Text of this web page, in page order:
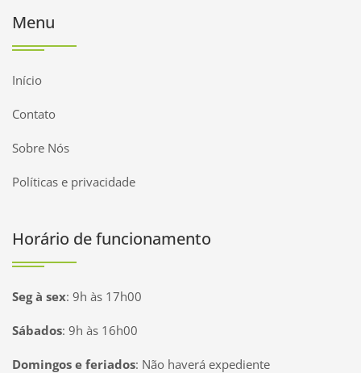
Menu
Início
Contato
Sobre Nós
Políticas e privacidade
Horário de funcionamento
Seg à sex: 9h às 17h00
Sábados: 9h às 16h00
Domingos e feriados: Não haverá expediente